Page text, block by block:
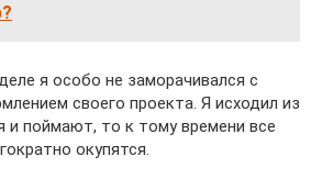
я особо не заморачивался с
своего проекта. Я исходил из
и поймают, то к тому времени все
окупятся.